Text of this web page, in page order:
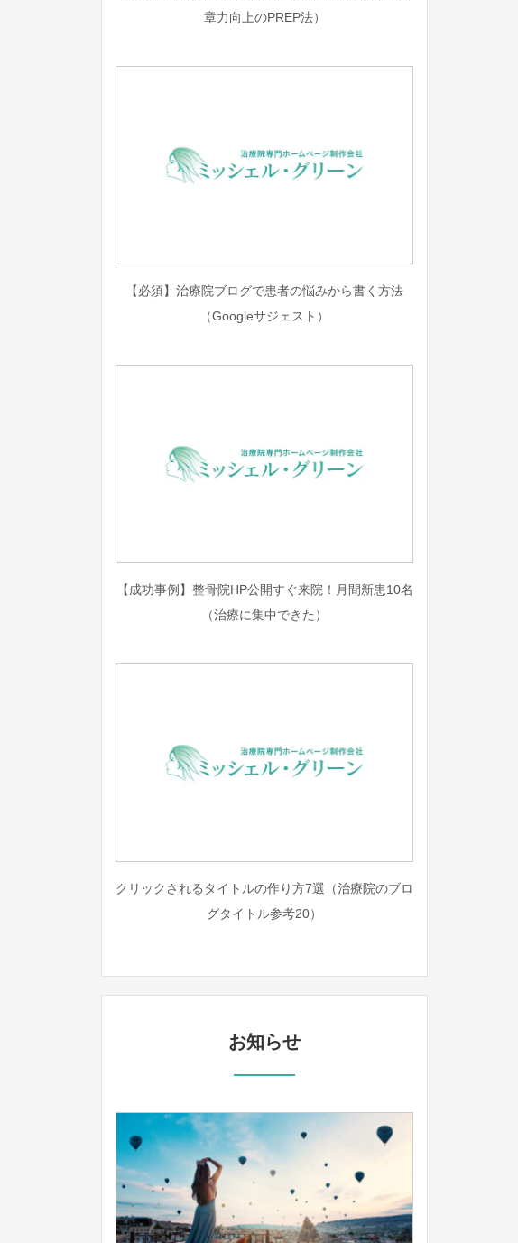
章力向上のPREP法）
【必須】治療院ブログで患者の悩みから書く方法
（Googleサジェスト）
【成功事例】整骨院HP公開すぐ来院！月間新患10名
（治療に集中できた）
クリックされるタイトルの作り方7選（治療院のブロ
グタイトル参考20）
お知らせ